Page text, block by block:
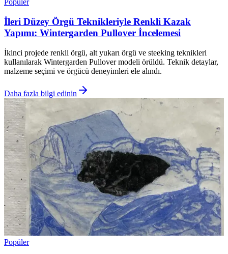
Popüler
İleri Düzey Örgü Teknikleriyle Renkli Kazak
Yapımı: Wintergarden Pullover İncelemesi
İkinci projede renkli örgü, alt yukarı örgü ve steeking teknikleri
kullanılarak Wintergarden Pullover modeli örüldü. Teknik detaylar,
malzeme seçimi ve örgücü deneyimleri ele alındı.
Daha fazla bilgi edinin
Popüler